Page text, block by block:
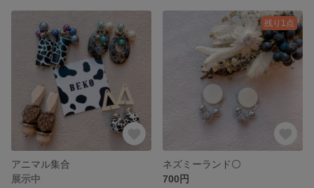
アニマル集合
展示中
残り1点
ネズミーランド⚪️
700円